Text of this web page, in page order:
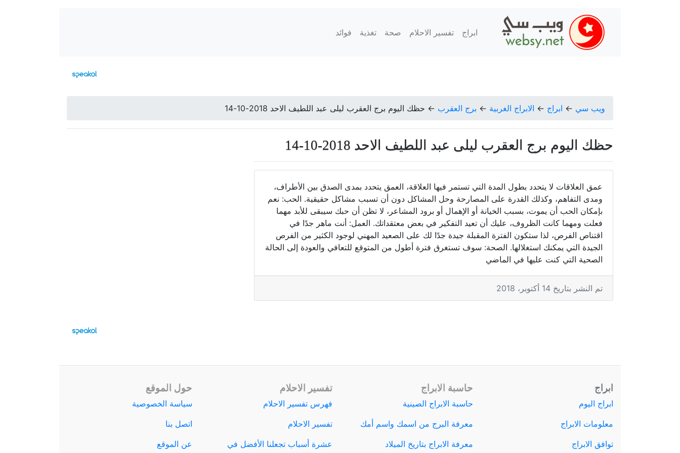
ابراج تفسير الاحلام صحة تغذية فوائد
ويب سي ← ابراج ← الابراج الغربية ← برج العقرب ← حظك اليوم برج العقرب ليلى عبد اللطيف الاحد 2018-10-14
حظك اليوم برج العقرب ليلى عبد اللطيف الاحد 2018-10-14
عمق العلاقات لا يتحدد بطول المدة التي تستمر فيها العلاقة، العمق يتحدد بمدى الصدق بين الأطراف،
ومدى التفاهم، وكذلك القدرة على المصارحة وحل المشاكل دون أن تسبب مشاكل حقيقية. الحب: نعم
بإمكان الحب أن يموت، بسبب الخيانة أو الإهمال أو برود المشاعر، لا تظن أن حبك سيبقى للأبد مهما
فعلت ومهما كانت الظروف، عليك أن تعيد التفكير في بعض معتقداتك. العمل: أنت ماهر جدًا في
اقتناص الفرص، لذا ستكون الفترة المقبلة جيدة جدًا لك على الصعيد المهني لوجود الكثير من الفرص
الجيدة التي يمكنك استغلالها. الصحة: سوف تستغرق فترة أطول من المتوقع للتعافي والعودة إلى الحالة
الصحية التي كنت عليها في الماضي
تم النشر بتاريخ 14 أكتوبر، 2018
ابراج
ابراج اليوم
معلومات الابراج
توافق الابراج
حاسبة الابراج
حاسبة الابراج الصينية
معرفة البرج من اسمك واسم أمك
معرفة الابراج بتاريخ الميلاد
تفسير الاحلام
فهرس تفسير الاحلام
تفسير الاحلام
عشرة أسباب تجعلنا الأفضل في
حول الموقع
سياسة الخصوصية
اتصل بنا
عن الموقع